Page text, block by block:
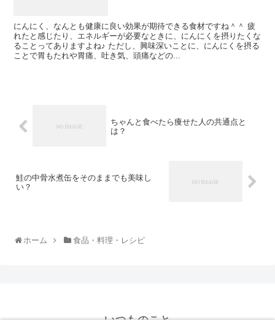
にんにく、なんとも健康に良い効果が期待できる食材ですね＾＾ 疲
れたと感じたり、エネルギーが必要なときに、にんにくを摂りたくな
ることってありますよね♪ ただし、興味深いことに、にんにくを摂る
ことで胃もたれや胃痛、吐き気、頭痛などの...
ちゃんと食べたら痩せた人の共通点と
は？
鮭の中骨水煮缶をそのままでも美味し
い？
ホーム 食品・料理・レシピ